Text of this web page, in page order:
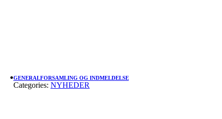
GENERALFORSAMLING OG INDMELDELSE
Categories: NYHEDER